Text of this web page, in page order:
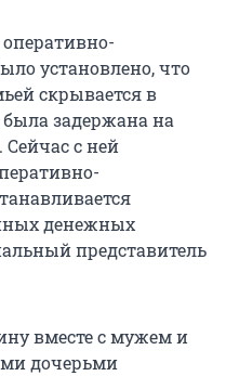
установлено, что
скрывается в
была задержана на
с ней
денежных
представитель
вместе с мужем и
дочерьми